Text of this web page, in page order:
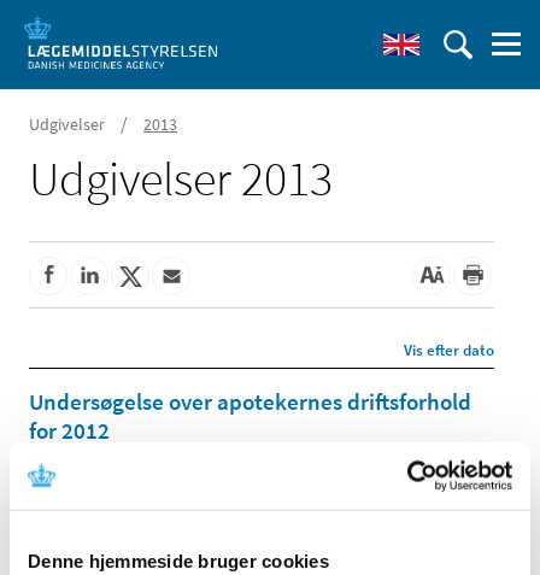
Denne hjemmeside bruger cookies
Udgivelser / 2013
Udgivelser 2013
Vis efter dato
Undersøgelse over apotekernes driftsforhold
for 2012
|16. december 2013
Sundhedsstyrelsen laver hvert år en undersøgelse over